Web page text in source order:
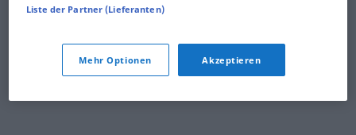
Liste der Partner (Lieferanten)
Mehr Optionen Akzeptieren